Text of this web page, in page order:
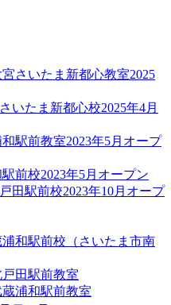
さいたま新都心教室2025
いたま新都心校2025年4月
駅前教室2023年5月オープ
前校2023年5月オープン
田駅前校2023年10月オープ
和駅前校（さいたま市南
田駅前教室
浦和駅前教室